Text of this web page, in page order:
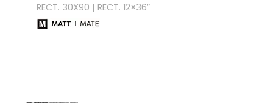
RECT. 30X90 | RECT. 12×36″